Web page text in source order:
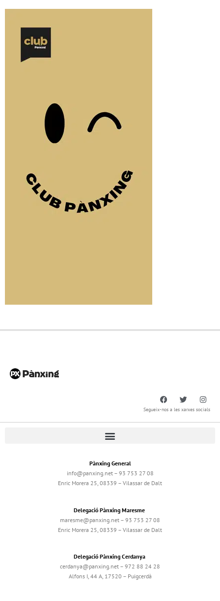
Segueix-nos a les xarxes socials
Pànxing General
info@panxing.net – 93 753 27 08
Enric Morera 25, 08339 – Vilassar de Dalt
Delegació Pànxing Maresme
maresme@panxing.net – 93 753 27 08
Enric Morera 25, 08339 – Vilassar de Dalt
Delegació Pànxing Cerdanya
cerdanya@panxing.net – 972 88 24 28
Alfons I, 44 A, 17520 – Puigcerdà